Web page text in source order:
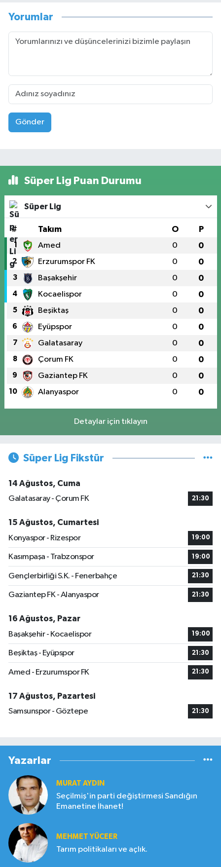
Yorumlar
Gönder
Süper Lig Puan Durumu
Süper Lig
# Takım O P
1 Amed 0 0
2 Erzurumspor FK 0 0
3 Başakşehir 0 0
4 Kocaelispor 0 0
5 Beşiktaş 0 0
6 Eyüpspor 0 0
7 Galatasaray 0 0
8 Çorum FK 0 0
9 Gaziantep FK 0 0
10 Alanyaspor 0 0
Detaylar için tıklayın
Süper Lig Fikstür
14 Ağustos, Cuma
Galatasaray - Çorum FK
21:30
15 Ağustos, Cumartesi
Konyaspor - Rizespor
19:00
Kasımpaşa - Trabzonspor 19:00
Gençlerbirliği S.K. - Fenerbahçe 21:30
Gaziantep FK - Alanyaspor 21:30
16 Ağustos, Pazar
Başakşehir - Kocaelispor
19:00
Beşiktaş - Eyüpspor 21:30
Amed - Erzurumspor FK 21:30
17 Ağustos, Pazartesi
Samsunspor - Göztepe
21:30
Yazarlar
MURAT AYDIN
Seçilmiş'in parti değiştirmesi Sandığın
Emanetine İhanet!
MEHMET YÜCEER
Tarım politikaları ve açlık.